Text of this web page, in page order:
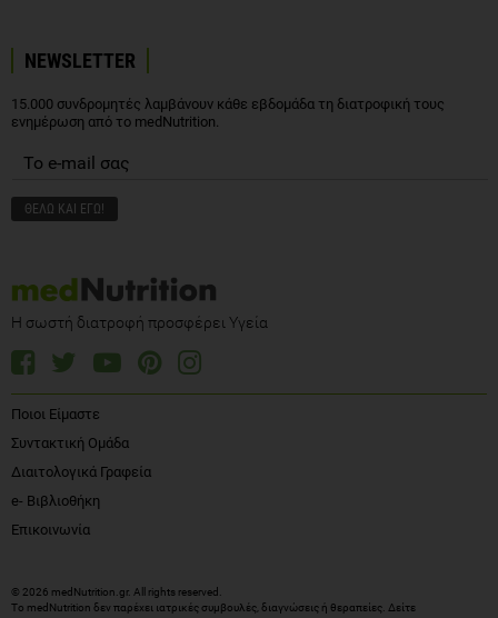
NEWSLETTER
15.000 συνδρομητές λαμβάνουν κάθε εβδομάδα τη διατροφική τους
ενημέρωση από το medNutrition.
Η σωστή διατροφή προσφέρει Υγεία
Ποιοι Είμαστε
Συντακτική Ομάδα
Διαιτολογικά Γραφεία
e- Βιβλιοθήκη
Επικοινωνία
© 2026 medNutrition.gr. All rights reserved.
Το medNutrition δεν παρέχει ιατρικές συμβουλές, διαγνώσεις ή θεραπείες. Δείτε